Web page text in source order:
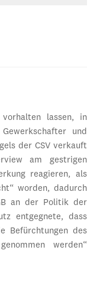
lassen, in
und
der CSV verkauft
am gestrigen
reagieren, als
worden, dadurch
an der Politik der
entgegnete, dass
Befürchtungen des
werden“